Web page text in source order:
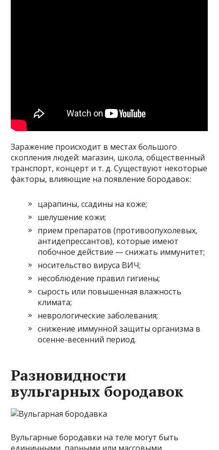
Заражение происходит в местах большого
скопления людей: магазин, школа, общественный
транспорт, концерт и т. д. Существуют некоторые
факторы, влияющие на появление бородавок:
царапины, ссадины на коже;
шелушение кожи;
прием препаратов (противоопухолевых,
антидепрессантов), которые имеют
побочное действие — снижать иммунитет;
носительство вируса ВИЧ;
несоблюдение правил гигиены;
сырость или повышенная влажность
климата;
неврологические заболевания;
снижение иммунной защиты организма в
осенне-весенний период.
Разновидности
вульгарных бородавок
Вульгарные бородавки на теле могут быть